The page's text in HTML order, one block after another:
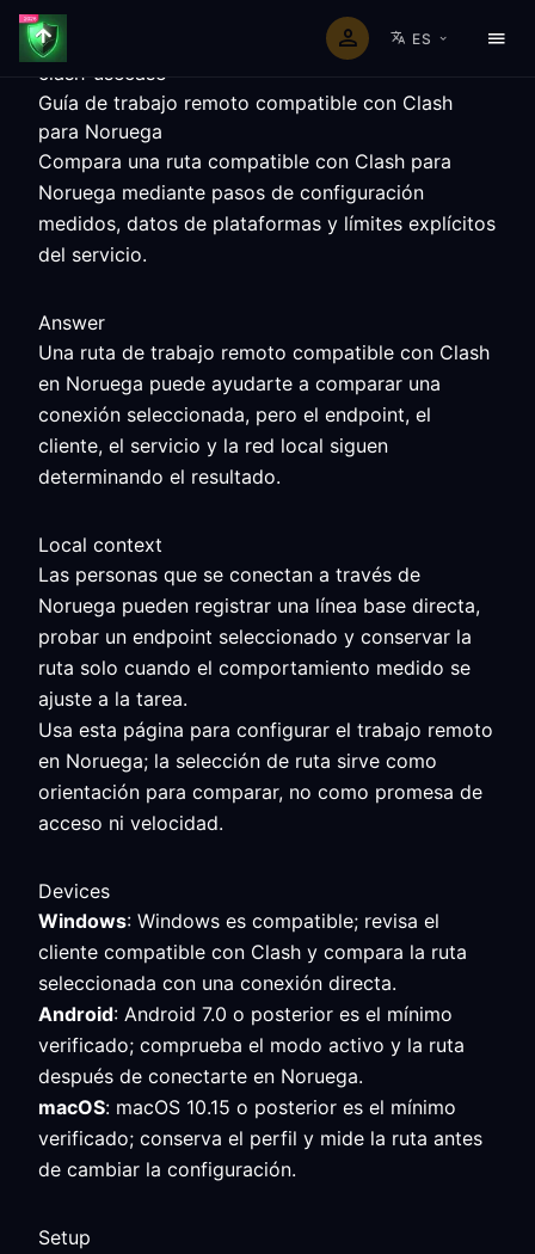
ES
clash-usecase
Guía de trabajo remoto compatible con Clash
para Noruega
Compara una ruta compatible con Clash para
Noruega mediante pasos de configuración
medidos, datos de plataformas y límites explícitos
del servicio.
Answer
Una ruta de trabajo remoto compatible con Clash
en Noruega puede ayudarte a comparar una
conexión seleccionada, pero el endpoint, el
cliente, el servicio y la red local siguen
determinando el resultado.
Local context
Las personas que se conectan a través de
Noruega pueden registrar una línea base directa,
probar un endpoint seleccionado y conservar la
ruta solo cuando el comportamiento medido se
ajuste a la tarea.
Usa esta página para configurar el trabajo remoto
en Noruega; la selección de ruta sirve como
orientación para comparar, no como promesa de
acceso ni velocidad.
Devices
Windows: Windows es compatible; revisa el
cliente compatible con Clash y compara la ruta
seleccionada con una conexión directa.
Android: Android 7.0 o posterior es el mínimo
verificado; comprueba el modo activo y la ruta
después de conectarte en Noruega.
macOS: macOS 10.15 o posterior es el mínimo
verificado; conserva el perfil y mide la ruta antes
de cambiar la configuración.
Setup